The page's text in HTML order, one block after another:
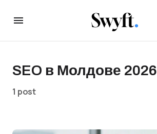
SEO в Молдове 2026
1 post